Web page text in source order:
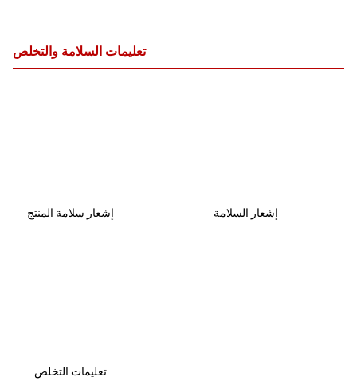
تعليمات السلامة والتخلص
إشعار سلامة المنتج إشعار السلامة
تعليمات التخلص